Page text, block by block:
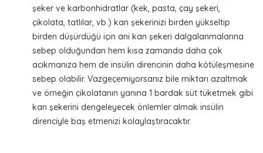
şeker ve karbonhidratlar (kek, pasta, çay şekeri,
çikolata, tatlılar, vb.) kan şekerinizi birden yükseltip
birden düşürdüğü için ani kan şekeri dalgalanmalarına
sebep olduğundan hem kısa zamanda daha çok
acıkmanıza hem de insülin direncinin daha kötüleşmesine
sebep olabilir. Vazgeçemiyorsanız bile miktarı azaltmak
ve örneğin çikolatanın yanına 1 bardak süt tüketmek gibi
kan şekerini dengeleyecek önlemler almak insülin
direnciyle baş etmenizi kolaylaştıracaktır.